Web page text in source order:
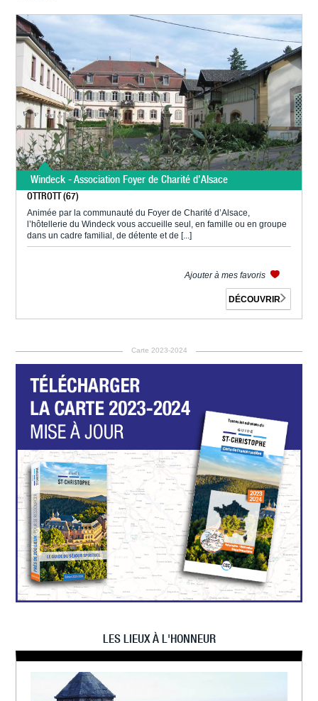
Windeck - Association Foyer de Charité d’Alsace
OTTROTT (67)
Animée par la communauté du Foyer de Charité d’Alsace,
l’hôtellerie du Windeck vous accueille seul, en famille ou en groupe
dans un cadre familial, de détente et de [...]
Ajouter à mes favoris
DÉCOUVRIR
Carte 2023-2024
LES LIEUX À L'HONNEUR